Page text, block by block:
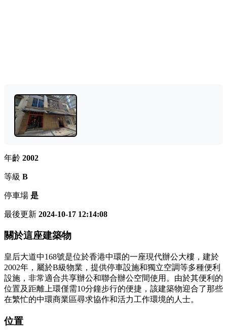
年齡 2002
等級 B
停車場 是
最後更新 2024-10-17 12:14:08
關於這座建築物
皇后大道中168號是位於香港中環的一座現代辦公大樓，建於
2002年，屬於B級物業，提供停車設施和獨立空調等多種便利
設施，非常適合共享辦公和聯合辦公空間使用。由於其便利的
位置及距離上環僅需10分鐘步行的便捷，該建築物迎合了那些
在繁忙的中環商業區尋求協作和活力工作環境的人士。
位置